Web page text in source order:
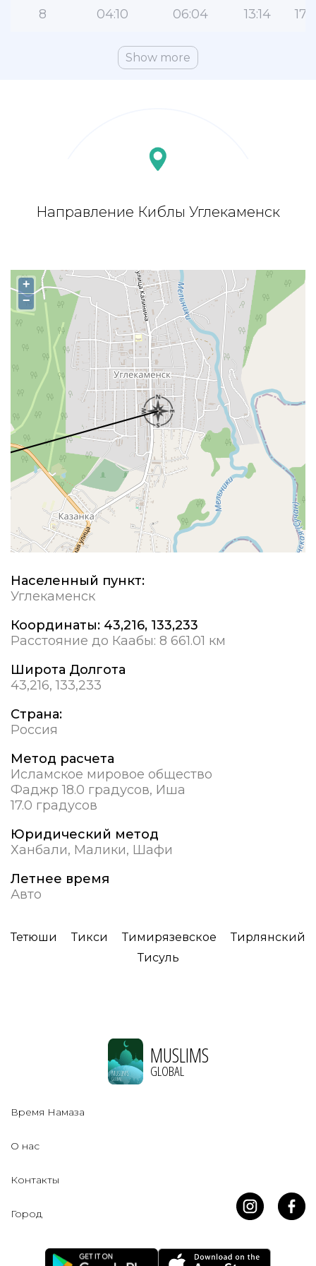
8 04:10 06:04 13:14
Show more
Направление Киблы Углекаменск
+
−
Населенный пункт:
Углекаменск
Координаты: 43,216, 133,233
Расстояние до Каабы: 8 661.01 км
Широта Долгота
43,216, 133,233
Страна:
Россия
Метод расчета
Исламское мировое общество
Фаджр 18.0 градусов, Иша
17.0 градусов
Юридический метод
Ханбали, Малики, Шафи
Летнее время
Авто
Тетюши Тикси Тимирязевское
Тирлянский
Тисуль
MUSLIMS
GLOBAL
Время Намаза
О нас
Контакты
Город